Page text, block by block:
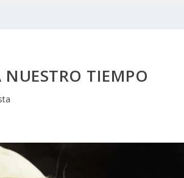
TIEMPO